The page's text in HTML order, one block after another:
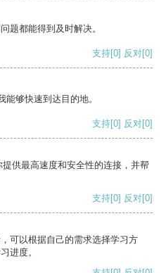
题都能得到及时解决。
支持[0] 反对[0]
够快速到达目的地。
支持[0] 反对[0]
供最高速度和安全性的连接，并帮
支持[0] 反对[0]
可以根据自己的需求选择学习方
进度。